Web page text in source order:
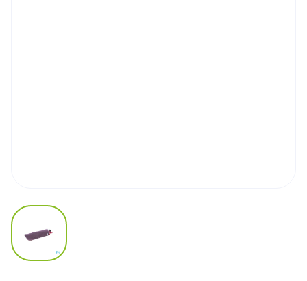
View larger image